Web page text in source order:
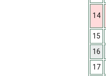
14
15
16
17